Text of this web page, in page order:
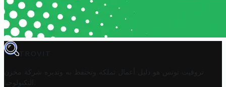
TROVIT
تروفيت تونس هو دليل أعمال تملكه وتحتفظ به وتديره
شركة مخزن
التكنولوجيا